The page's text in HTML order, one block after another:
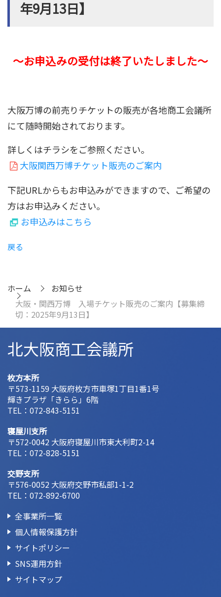
年9月13日】
～お申込みの受付は終了いたしました～
大阪万博の前売りチケットの販売が各地商工会議所
にて随時開始されております。
詳しくはチラシをご参照ください。
大阪関西万博チケット販売のご案内
下記URLからもお申込みができますので、ご希望の
方はお申込みください。
お申込みはこちら
戻る
ホーム
お知らせ
大阪・関西万博 入場チケット販売のご案内【募集締
切：2025年9月13日】
北大阪商工会議所
枚方本所
〒573-1159 大阪府枚方市車塚1丁目1番1号
輝きプラザ「きらら」6階
TEL： 072-843-5151
寝屋川支所
〒572-0042 大阪府寝屋川市東大利町2-14
TEL： 072-828-5151
交野支所
〒576-0052 大阪府交野市私部1-1-2
TEL： 072-892-6700
全事業所一覧
個人情報保護方針
サイトポリシー
SNS運用方針
サイトマップ